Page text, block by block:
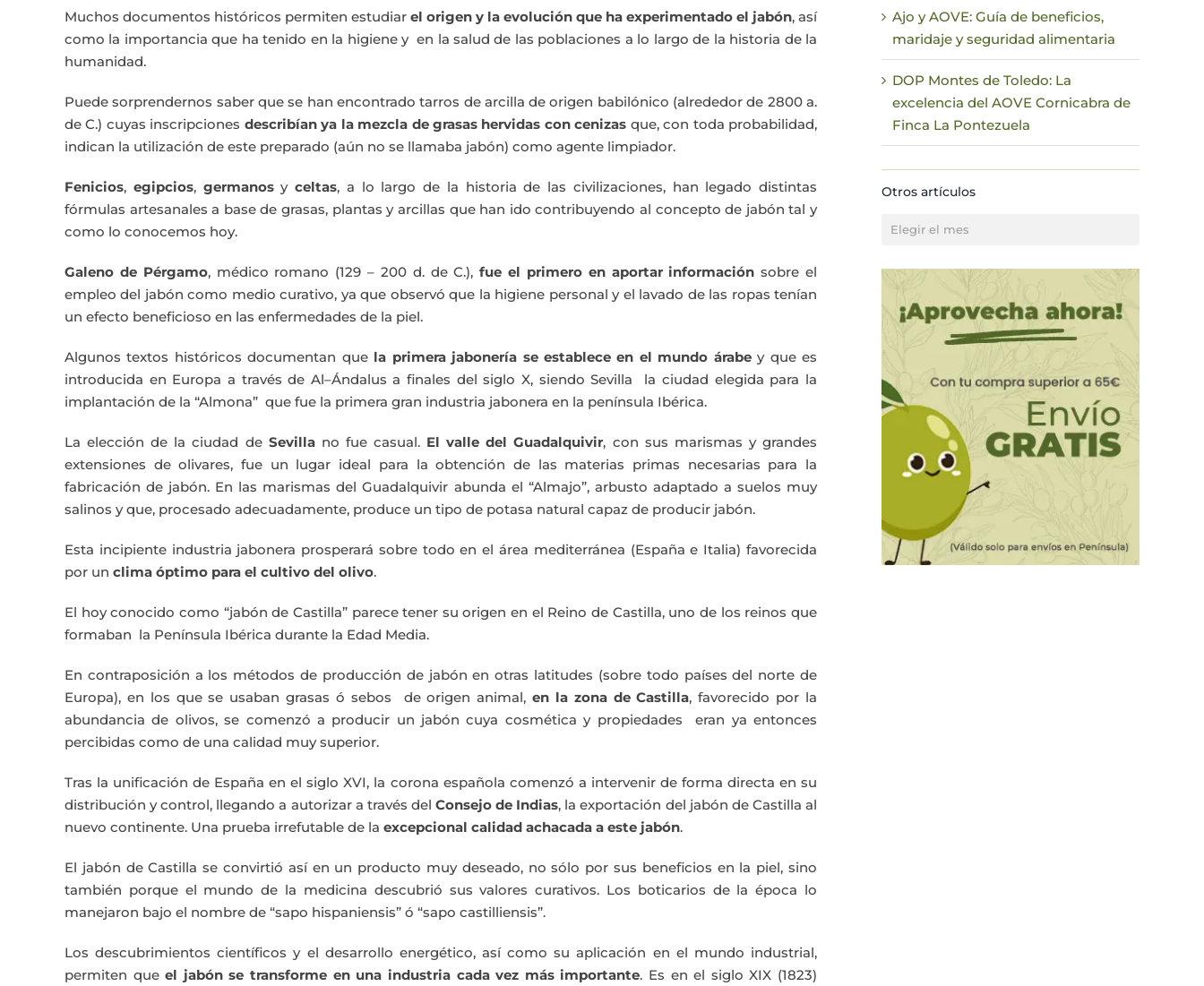
Muchos documentos históricos permiten estudiar el origen y la evolución que ha experimentado el jabón, así
como la importancia que ha tenido en la higiene y en la salud de las poblaciones a lo largo de la historia de la
humanidad.
Puede sorprendernos saber que se han encontrado tarros de arcilla de origen babilónico (alrededor de 2800 a.
de C.) cuyas inscripciones describían ya la mezcla de grasas hervidas con cenizas que, con toda probabilidad,
indican la utilización de este preparado (aún no se llamaba jabón) como agente limpiador.
Fenicios, egipcios, germanosy celtas, a lo largo de la historia de las civilizaciones, han legado distintas
fórmulas artesanales a base de grasas, plantas y arcillas que han ido contribuyendo al concepto de jabón tal y
como lo conocemos hoy.
Galeno de Pérgamo, médico romano (129 – 200 d. de C.),fue el primero en aportar información sobre el
empleo del jabón como medio curativo, ya que observó que la higiene personal y el lavado de las ropas tenían
un efecto beneficioso en las enfermedades de la piel.
Algunos textos históricos documentan que la primera jabonería se establece en el mundo árabey que es
introducida en Europa a través de Al–Ándalus a finales del siglo X, siendo Sevilla la ciudad elegida para la
implantación de la “Almona” que fue la primera gran industria jabonera en la península Ibérica.
La elección de la ciudad de Sevillano fue casual. El valle del Guadalquivir, con sus marismas y grandes
extensiones de olivares, fue un lugar ideal para la obtención de las materias primas necesarias para la
fabricación de jabón. En las marismas del Guadalquivir abunda el “Almajo”, arbusto adaptado a suelos muy
salinos y que, procesado adecuadamente, produce un tipo de potasa natural capaz de producir jabón.
Esta incipiente industria jabonera prosperará sobre todo en el área mediterránea (España e Italia) favorecida
por un clima óptimo para el cultivo del olivo.
El hoy conocido como “jabón de Castilla” parece tener su origen en el Reino de Castilla, uno de los reinos que
formaban la Península Ibérica durante la Edad Media.
En contraposición a los métodos de producción de jabón en otras latitudes (sobre todo países del norte de
Europa), en los que se usaban grasas ó sebos de origen animal,en la zona de Castilla, favorecido por la
abundancia de olivos, se comenzó a producir un jabón cuya cosmética y propiedades eran ya entonces
percibidas como de una calidad muy superior.
Tras la unificación de España en el siglo XVI, la corona española comenzó a intervenir de forma directa en su
distribución y control, llegando a autorizar a través del Consejo de Indias, la exportación del jabón de Castilla al
nuevo continente. Una prueba irrefutable de la excepcional calidad achacada a este jabón.
El jabón de Castilla se convirtió así en un producto muy deseado, no sólo por sus beneficios en la piel, sino
también porque el mundo de la medicina descubrió sus valores curativos. Los boticarios de la época lo
manejaron bajo el nombre de “sapo hispaniensis” ó “sapo castilliensis”.
Los descubrimientos científicos y el desarrollo energético, así como su aplicación en el mundo industrial,
permiten queel jabón se transforme en una industria cada vez más importante. Es en el siglo XIX (1823)
Ajo y AOVE: Guía de beneficios,
maridaje y seguridad alimentaria
DOP Montes de Toledo: La
excelencia del AOVE Cornicabra de
Finca La Pontezuela
Otros artículos
Otros